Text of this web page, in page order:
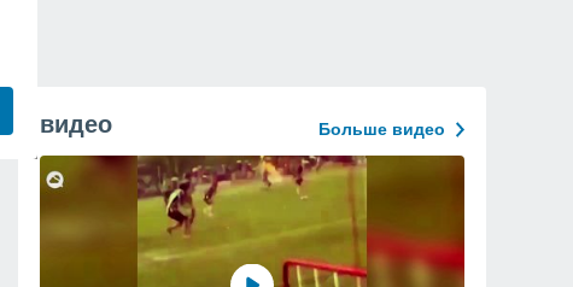
видео Больше видео